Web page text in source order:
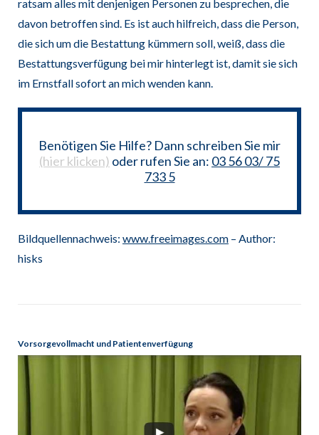
ratsam alles mit denjenigen Personen zu besprechen, die
davon betroffen sind. Es ist auch hilfreich, dass die Person,
die sich um die Bestattung kümmern soll, weiß, dass die
Bestattungsverfügung bei mir hinterlegt ist, damit sie sich
im Ernstfall sofort an mich wenden kann.
Benötigen Sie Hilfe? Dann schreiben Sie mir
(hier klicken) oder rufen Sie an: 03 56 03/ 75
733 5
Bildquellennachweis: www.freeimages.com– Author:
hisks
Vorsorgevollmacht und Patientenverfügung